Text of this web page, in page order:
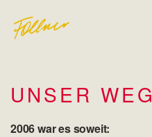
UNSER WEG
2006 war es soweit: